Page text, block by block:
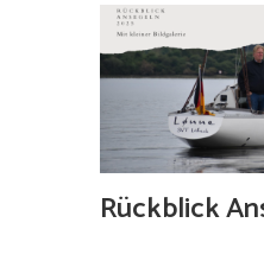
Rückblick